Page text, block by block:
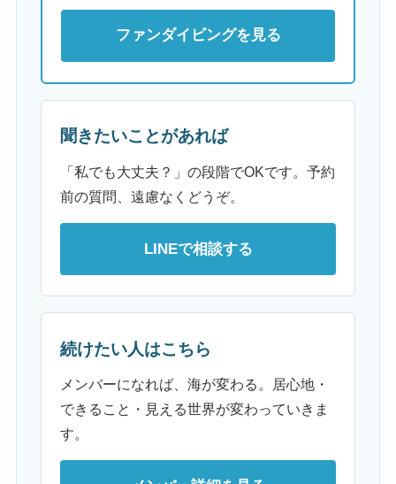
ファンダイビングを見る
聞きたいことがあれば
「私でも大丈夫？」の段階でOKです。予約
前の質問、遠慮なくどうぞ。
LINEで相談する
続けたい人はこちら
メンバーになれば、海が変わる。居心地・
できること・見える世界が変わっていきま
す。